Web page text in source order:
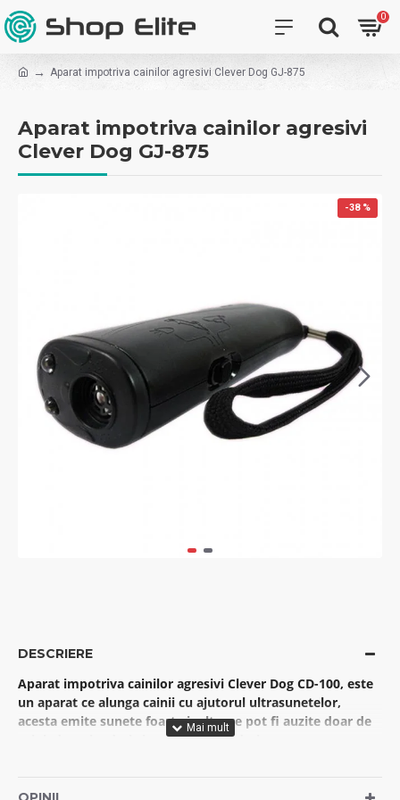
0
Aparat impotriva cainilor agresivi Clever Dog GJ-875
Aparat impotriva cainilor agresivi
Clever Dog GJ-875
-38 %
DESCRIERE
Aparat impotriva cainilor agresivi Clever Dog CD-100, este
un aparat ce alunga cainii cu ajutorul ultrasunetelor,
acesta emite sunete foarte inalte, ce pot fi auzite doar de
caini, deranjandu-i si astfel alungandu-i.
Led-uri pentru a speria cainii si vizual si a sti de unde